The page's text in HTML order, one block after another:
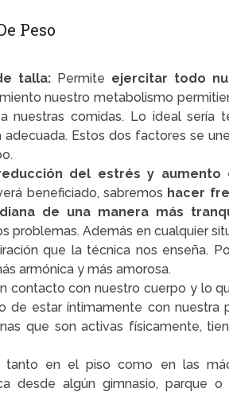
Peso
talla:Permite ejercitar todo
nuestro metabolismo
nuestras comidas. Lo ideal sería
Estos dos factores se
del estrés y aumento
beneficiado, sabremos hacer
de una manera más
problemas. Además en cualquier
que la técnica nos enseña.
armónica y más amorosa.
contacto con nuestro cuerpo y lo
de estar íntimamente con nuestra
que son activas físicamente,
en el piso como en las
desde algún gimnasio, parque o